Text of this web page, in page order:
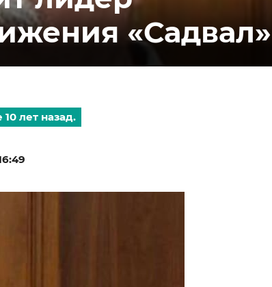
«Садвал»
лет назад.